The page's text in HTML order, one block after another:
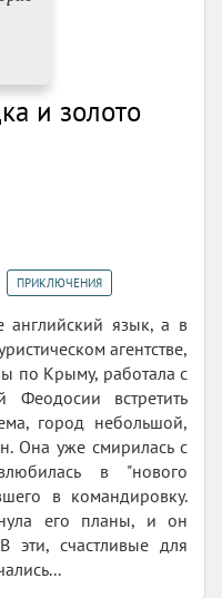
и золото
ПРИКЛЮЧЕНИЯ
английский язык, а в
агентстве,
по Крыму, работала с
Феодосии встретить
город небольшой,
Она уже смирилась с
в "нового
в командировку.
его планы, и он
эти, счастливые для